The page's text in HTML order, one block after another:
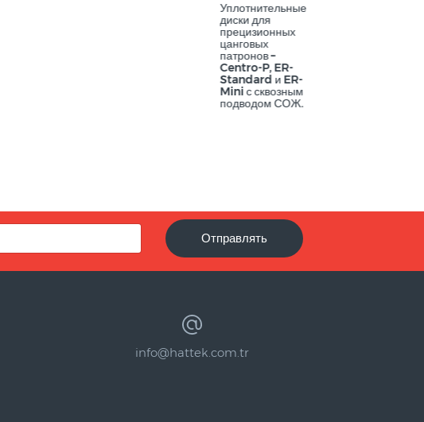
Уплотнительные
диски для
прецизионных
цанговых
патронов –
Centro-P, ER-
Standard и ER-
Mini с сквозным
подводом СОЖ.
Отправлять
info@hattek.com.tr